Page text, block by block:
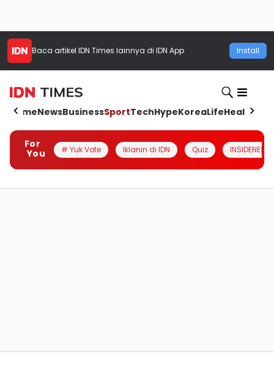
Baca artikel IDN Times lainnya di IDN App Install
HomeNewsBusinessSportTechHypeKoreaLifeHealth
For
You
# Yuk Vote Iklanin di IDN Quiz INSIDENESIA